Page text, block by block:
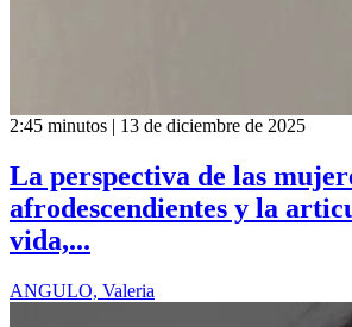
2:45 minutos | 13 de diciembre de 2025
La perspectiva de las
afrodescendientes y la
vida,...
ANGULO, Valeria